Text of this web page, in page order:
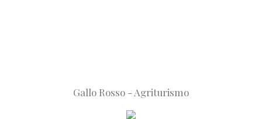
Gallo Rosso - Agriturismo